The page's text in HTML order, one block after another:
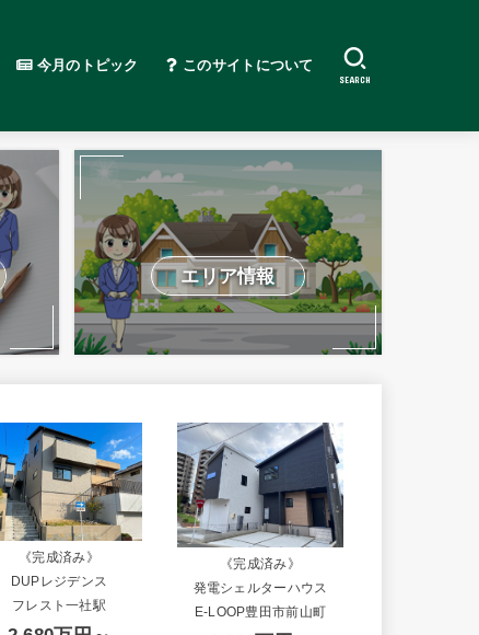
今月のトピック このサイトについて
SEARCH
エリア情報
《完成済み》
DUPレジデンス
フレスト一社駅
《完成済み》
発電シェルターハウス
E-LOOP豊田市前山町